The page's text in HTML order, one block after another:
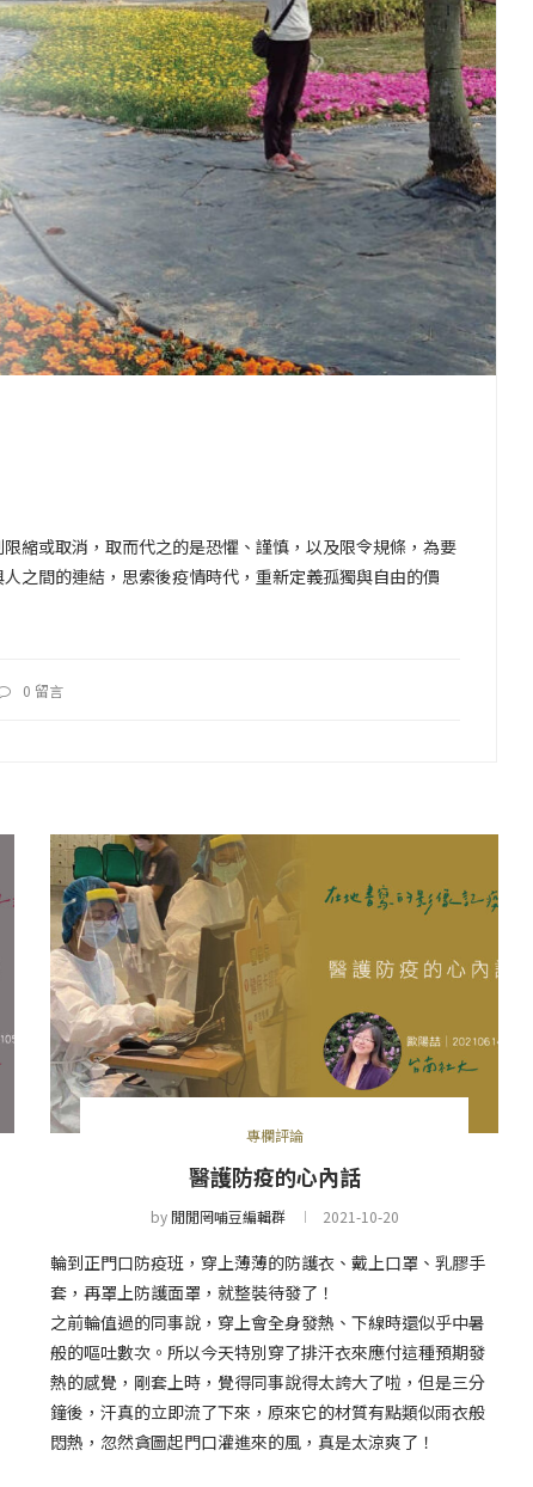
縮或取消，取而代之的是恐懼、謹慎，以及限令規條，為要
之間的連結，思索後疫情時代，重新定義孤獨與自由的價
0 留言
專欄評論
醫護防疫的心內話
by 閒閒罔哺豆編輯群 2021-10-20
輪到正門口防疫班，穿上薄薄的防護衣、戴上口罩、乳膠手
套，再罩上防護面罩，就整裝待發了！
之前輪值過的同事說，穿上會全身發熱、下線時還似乎中暑
般的嘔吐數次。所以今天特別穿了排汗衣來應付這種預期發
熱的感覺，剛套上時，覺得同事說得太誇大了啦，但是三分
鐘後，汗真的立即流了下來，原來它的材質有點類似雨衣般
悶熱，忽然貪圖起門口灌進來的風，真是太涼爽了！